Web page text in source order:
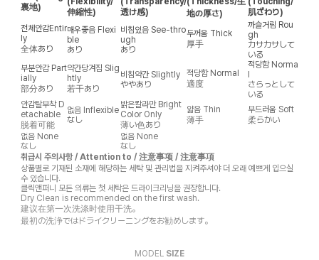
裏地)
伸縮性)
透け感)
地の厚さ)
肌ざわり)
전체안감Entir
ly
全体あり
매우좋음 Flexi
ble
あり
비침있음 See-thro
ugh
あり
두꺼움 Thick
厚手
까슬거림 Rou
gh
カサカサして
いる
부분안감 Part
ially
部分あり
약간당겨짐 Slig
htly
若干あり
비침약간 Slightly
ややあり
적당함 Normal
適度
적당함 Norma
l
さらっとして
いる
안감탈부착 D
etachable
脱着可能
없음 Inflexible
なし
밝은칼라만 Bright
Color Only
薄い色あり
얇음 Thin
薄手
부드러움 Soft
柔らかい
없음 None
なし
없음 None
なし
취급시 주의사항 / Attention to / 注意事项 / 注意事項
상품별로 기재된 소재에 해당하는 세탁 및 관리법을 지켜주셔야 더 오래 예쁘게 입으실
수 있습니다.
클릭앤퍼니 모든 의류는 첫 세탁은 드라이크리닝을 권장합니다.
Dry Clean is recommended on the first wash.
建议在第一次洗涤时使用干洗。
最初の洗浄ではドライクリーニングをお勧めします。
MODEL SIZE